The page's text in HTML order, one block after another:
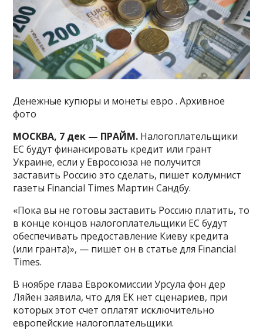
Денежные купюры и монеты евро . Архивное
фото
МОСКВА, 7 дек — ПРАЙМ. Налогоплательщики
ЕС будут финансировать кредит или грант
Украине, если у Евросоюза не получится
заставить Россию это сделать, пишет колумнист
газеты Financial Times Мартин Сандбу.
«Пока вы не готовы заставить Россию платить, то
в конце концов налогоплательщики ЕС будут
обеспечивать предоставление Киеву кредита
(или гранта)», — пишет он в статье для Financial
Times.
В ноябре глава Еврокомиссии Урсула фон дер
Ляйен заявила, что для ЕК нет сценариев, при
которых этот счет оплатят исключительно
европейские налогоплательщики.